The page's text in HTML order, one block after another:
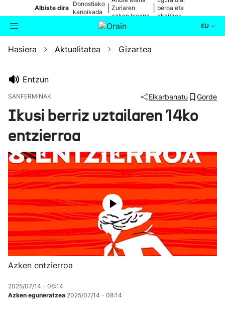
Albiste dira
Donostiako
kanoikada
Zuriaren
azken txanpa
beroa eta
ekaitzak
EU
Bilatzailea Aktualitatea
Eguraldia
Hasiera Aktualitatea Gizartea
Entzun
SANFERMINAK Elkarbanatu Gorde
Ikusi berriz uztailaren 14ko
entzierroa
Azken entzierroa
2025/07/14 - 08:14
Azken eguneratzea 2025/07/14 - 08:14